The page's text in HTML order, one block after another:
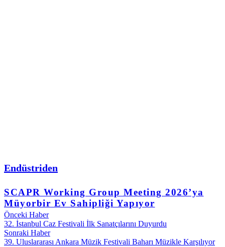
Endüstriden
SCAPR Working Group Meeting 2026’ya
Müyorbir Ev Sahipliği Yapıyor
Önceki Haber
32. İstanbul Caz Festivali İlk Sanatçılarını Duyurdu
Sonraki Haber
39. Uluslararası Ankara Müzik Festivali Baharı Müzikle Karşılıyor